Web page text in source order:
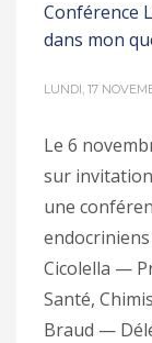
Conférence
dans mon
LUNDI, 17
Le 6
sur invitation
une
Cicolella —
Santé,
Braud —